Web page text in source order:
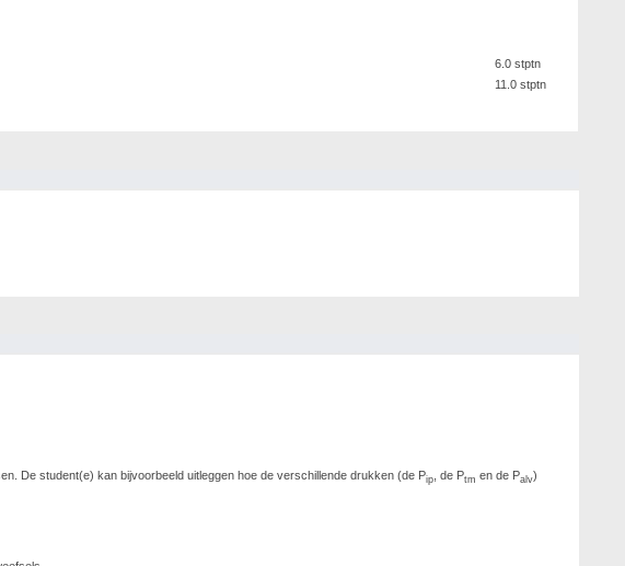
6.0 stptn
11.0 stptn
De student(e) kan bijvoorbeeld uitleggen hoe de verschillende drukken (de Pip , de Ptm en de Palv)